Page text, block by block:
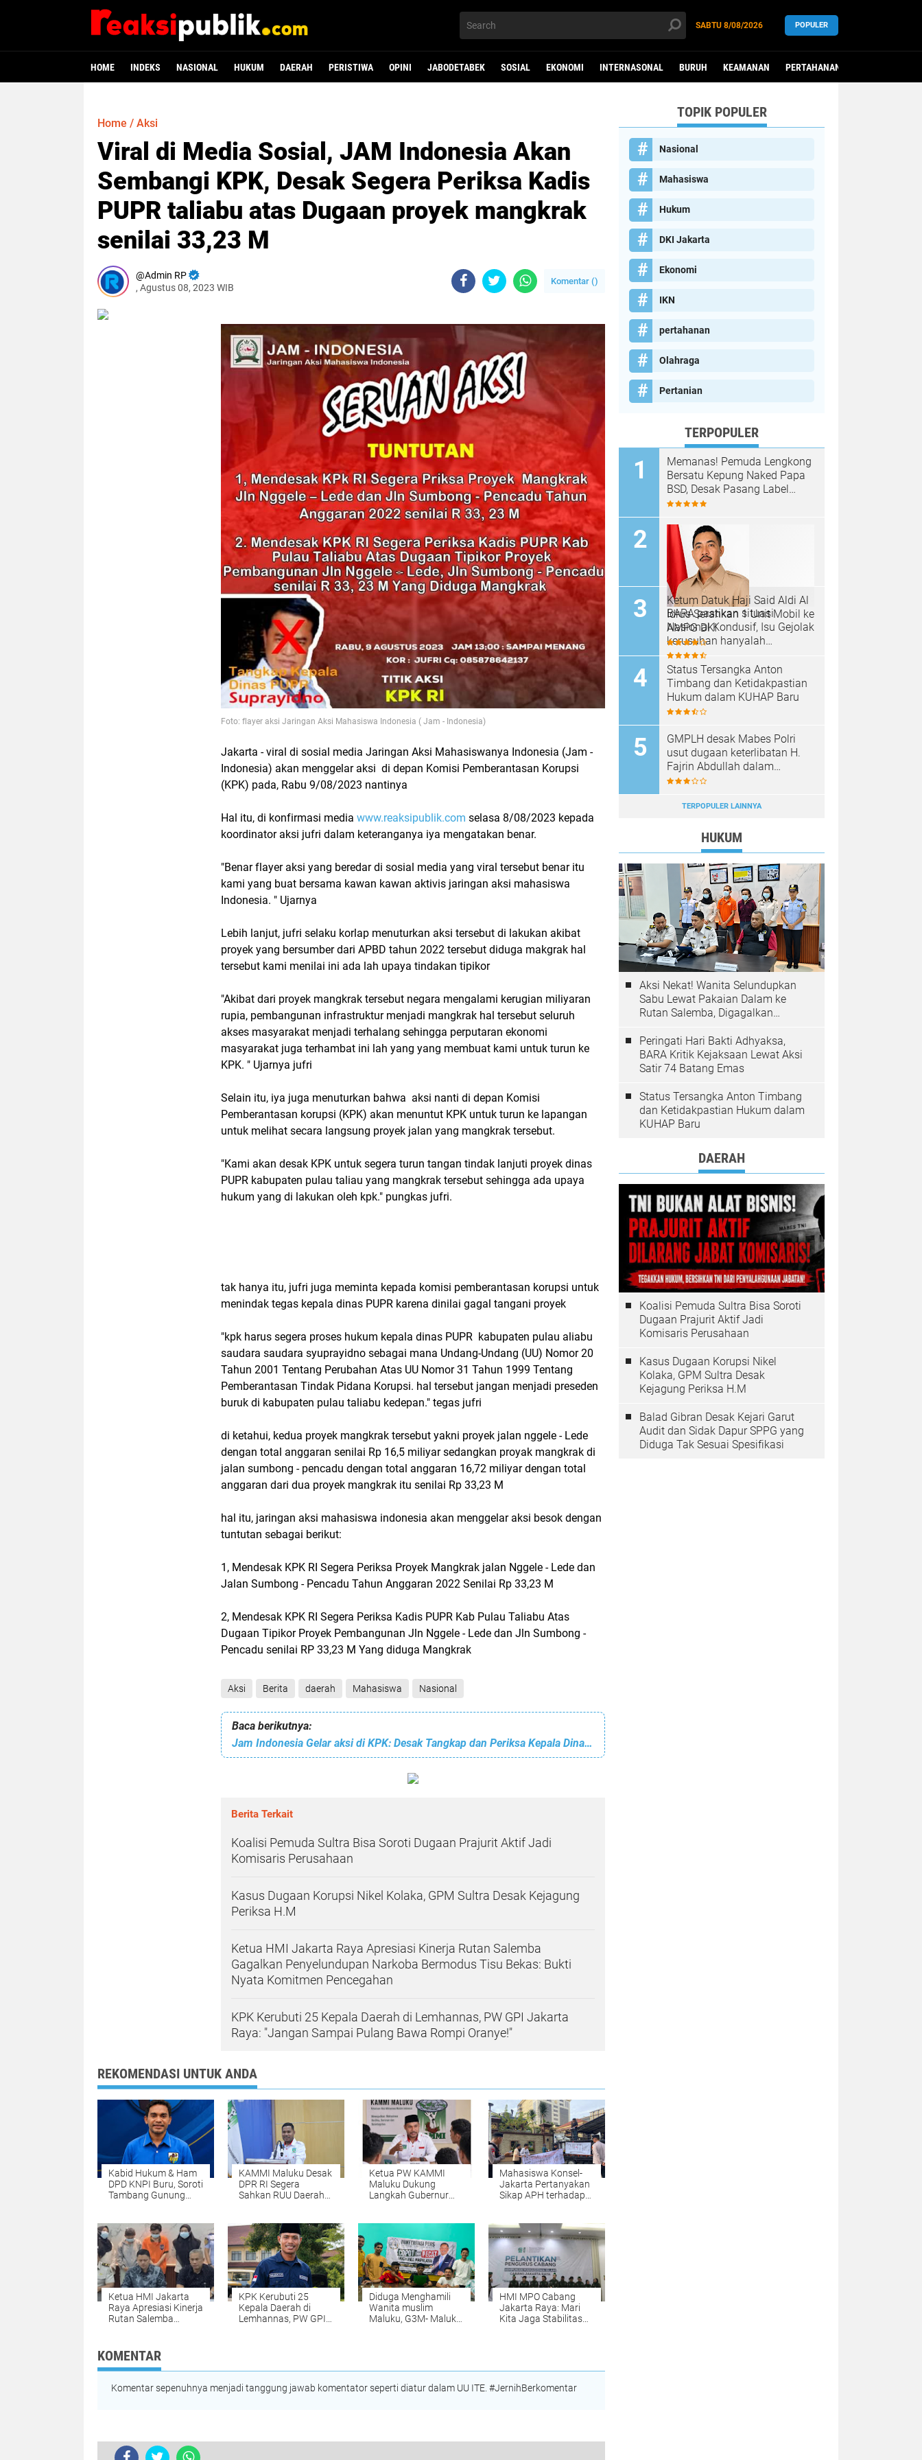
SABTU 8/08/2026 POPULER
HOME INDEKS NASIONAL HUKUM DAERAH PERISTIWA OPINI JABODETABEK SOSIAL EKONOMI INTERNASONAL BURUH KEAMANAN PERTAHANAN
Home / Aksi
Viral di Media Sosial, JAM Indonesia Akan
Sembangi KPK, Desak Segera Periksa Kadis
PUPR taliabu atas Dugaan proyek mangkrak
senilai 33,23 M
Admin RP
, Agustus 08, 2023 WIB
Komentar ()
Foto: flayer aksi Jaringan Aksi Mahasiswa Indonesia ( Jam - Indonesia)
Jakarta - viral di sosial media Jaringan Aksi Mahasiswanya Indonesia (Jam -
Indonesia) akan menggelar aksi di depan Komisi Pemberantasan Korupsi
(KPK) pada, Rabu 9/08/2023 nantinya
Hal itu, di konfirmasi media www.reaksipublik.com selasa 8/08/2023 kepada
koordinator aksi jufri dalam keteranganya iya mengatakan benar.
"Benar flayer aksi yang beredar di sosial media yang viral tersebut benar itu
kami yang buat bersama kawan kawan aktivis jaringan aksi mahasiswa
Indonesia. " Ujarnya
Lebih lanjut, jufri selaku korlap menuturkan aksi tersebut di lakukan akibat
proyek yang bersumber dari APBD tahun 2022 tersebut diduga makgrak hal
tersebut kami menilai ini ada lah upaya tindakan tipikor
"Akibat dari proyek mangkrak tersebut negara mengalami kerugian miliyaran
rupia, pembangunan infrastruktur menjadi mangkrak hal tersebut seluruh
akses masyarakat menjadi terhalang sehingga perputaran ekonomi
masyarakat juga terhambat ini lah yang yang membuat kami untuk turun ke
KPK. " Ujarnya jufri
Selain itu, iya juga menuturkan bahwa aksi nanti di depan Komisi
Pemberantasan korupsi (KPK) akan menuntut KPK untuk turun ke lapangan
untuk melihat secara langsung proyek jalan yang mangkrak tersebut.
"Kami akan desak KPK untuk segera turun tangan tindak lanjuti proyek dinas
PUPR kabupaten pulau taliau yang mangkrak tersebut sehingga ada upaya
hukum yang di lakukan oleh kpk." pungkas jufri.
tak hanya itu, jufri juga meminta kepada komisi pemberantasan korupsi untuk
menindak tegas kepala dinas PUPR karena dinilai gagal tangani proyek
"kpk harus segera proses hukum kepala dinas PUPR kabupaten pulau aliabu
saudara saudara syuprayidno sebagai mana Undang-Undang (UU) Nomor 20
Tahun 2001 Tentang Perubahan Atas UU Nomor 31 Tahun 1999 Tentang
Pemberantasan Tindak Pidana Korupsi. hal tersebut jangan menjadi preseden
buruk di kabupaten pulau taliabu kedepan." tegas jufri
di ketahui, kedua proyek mangkrak tersebut yakni proyek jalan nggele - Lede
dengan total anggaran senilai Rp 16,5 miliyar sedangkan proyak mangkrak di
jalan sumbong - pencadu dengan total anggaran 16,72 miliyar dengan total
anggaran dari dua proyek mangkrak itu senilai Rp 33,23 M
hal itu, jaringan aksi mahasiswa indonesia akan menggelar aksi besok dengan
tuntutan sebagai berikut:
1, Mendesak KPK RI Segera Periksa Proyek Mangkrak jalan Nggele - Lede dan
Jalan Sumbong - Pencadu Tahun Anggaran 2022 Senilai Rp 33,23 M
2, Mendesak KPK RI Segera Periksa Kadis PUPR Kab Pulau Taliabu Atas
Dugaan Tipikor Proyek Pembangunan Jln Nggele - Lede dan Jln Sumbong -
Pencadu senilai RP 33,23 M Yang diduga Mangkrak
Aksi Berita daerah Mahasiswa Nasional
Baca berikutnya:
Jam Indonesia Gelar aksi di KPK: Desak Tangkap dan Periksa Kepala Dinas PUPR Kab Pulau Taliabu
Berita Terkait
Koalisi Pemuda Sultra Bisa Soroti Dugaan Prajurit Aktif Jadi
Komisaris Perusahaan
Kasus Dugaan Korupsi Nikel Kolaka, GPM Sultra Desak Kejagung
Periksa H.M
Ketua HMI Jakarta Raya Apresiasi Kinerja Rutan Salemba
Gagalkan Penyelundupan Narkoba Bermodus Tisu Bekas: Bukti
Nyata Komitmen Pencegahan
KPK Kerubuti 25 Kepala Daerah di Lemhannas, PW GPI Jakarta
Raya: "Jangan Sampai Pulang Bawa Rompi Oranye!"
REKOMENDASI UNTUK ANDA
Kabid Hukum & Ham
DPD KNPI Buru, Soroti
Tambang Gunung
KAMMI Maluku Desak
DPR RI Segera
Sahkan RUU Daerah
Ketua PW KAMMI
Maluku Dukung
Langkah Gubernur
Kepulauan
Mahasiswa Konsel-
Jakarta Pertanyakan
Sikap APH terhadap
Ketua HMI Jakarta
Raya Apresiasi Kinerja
Rutan Salemba
Narkoba Bermodus
Tisu Bekas: Bukti
Nyata Komitmen
Pencegahan
KPK Kerubuti 25
Kepala Daerah di
Lemhannas, PW GPI
Diduga Menghamili
Wanita muslim
Maluku, G3M- Maluku
HMI MPO Cabang
Jakarta Raya: Mari
Kita Jaga Stabilitas
KOMENTAR
Komentar sepenuhnya menjadi tanggung jawab komentator seperti diatur dalam UU ITE. #JernihBerkomentar
TOPIK POPULER
Nasional
Mahasiswa
Hukum
DKI Jakarta
Ekonomi
IKN
pertahanan
Olahraga
Pertanian
TERPOPULER
Memanas! Pemuda Lengkong
Bersatu Kepung Naked Papa
BSD, Desak Pasang Label
Non-Halal dan Prioritaskan
BARA pastikan situasi
Nasional Kondusif, Isu Gejolak
kerusuhan hanyalah
Propaganda para oknum
Yang tidak cinta NKRI!!!
Ketum Datuk Haji Said Aldi Al
Idrus Serahkan 1 Unit Mobil ke
AMPG DKI
Status Tersangka Anton
Timbang dan Ketidakpastian
Hukum dalam KUHAP Baru
GMPLH desak Mabes Polri
usut dugaan keterlibatan H.
Fajrin Abdullah dalam
penjualan ore nilkel ilegal
TERPOPULER LAINNYA
HUKUM
Aksi Nekat! Wanita Selundupkan
Sabu Lewat Pakaian Dalam ke
Rutan Salemba, Digagalkan
Peringati Hari Bakti Adhyaksa,
BARA Kritik Kejaksaan Lewat Aksi
Satir 74 Batang Emas
Status Tersangka Anton Timbang
dan Ketidakpastian Hukum dalam
KUHAP Baru
DAERAH
Koalisi Pemuda Sultra Bisa Soroti
Dugaan Prajurit Aktif Jadi
Komisaris Perusahaan
Kasus Dugaan Korupsi Nikel
Kolaka, GPM Sultra Desak
Kejagung Periksa H.M
Balad Gibran Desak Kejari Garut
Audit dan Sidak Dapur SPPG yang
Diduga Tak Sesuai Spesifikasi